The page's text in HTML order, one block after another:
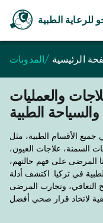
الطبية
الرئيسية /المدونات
والعمليات
والسياحة الطبية
الأقسام الطبية، مثل
السمنة، علاجات العيون،
المرضى على فهم حالتهم،
في تركيا. اكتشف أدلة
التعافي، وتجارب المرضى